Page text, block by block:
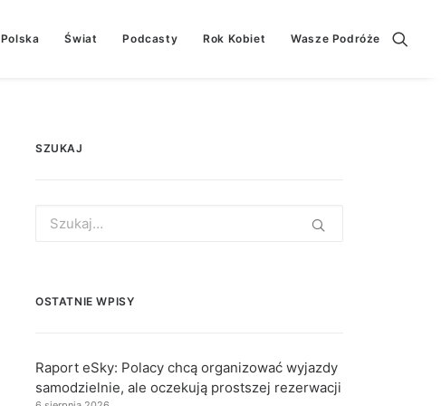
Polska Świat Podcasty Rok Kobiet Wasze Podróże
SZUKAJ
for:
OSTATNIE WPISY
Raport eSky: Polacy chcą organizować wyjazdy
samodzielnie, ale oczekują prostszej rezerwacji